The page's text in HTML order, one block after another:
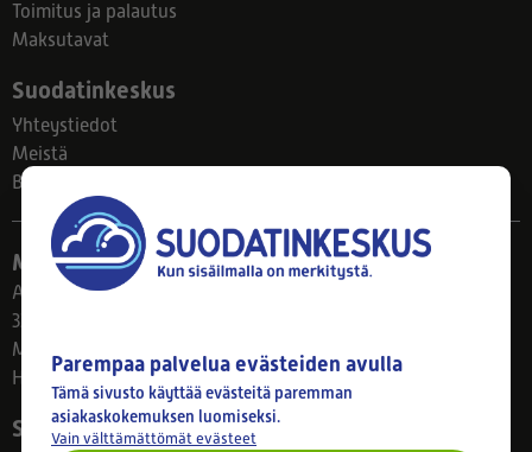
Toimitus ja palautus
Maksutavat
Suodatinkeskus
Yhteystiedot
Meistä
Blogi
Myymälä
Ahlmanintie 61
33800 Tampere
Ma–Pe 8–17
Huom! Myymälän poikkeusaukiolot: 27.7.-21.8. klo 8-16
Seuraa meitä
Parempaa palvelua evästeiden avulla
Tämä sivusto käyttää evästeitä paremman
asiakaskokemuksen luomiseksi.
Vain välttämättömät evästeet